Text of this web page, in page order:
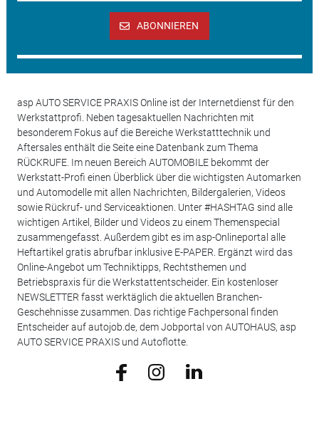
ABONNIEREN
asp AUTO SERVICE PRAXIS Online ist der Internetdienst für den
Werkstattprofi. Neben tagesaktuellen Nachrichten mit
besonderem Fokus auf die Bereiche Werkstatttechnik und
Aftersales enthält die Seite eine Datenbank zum Thema
RÜCKRUFE. Im neuen Bereich AUTOMOBILE bekommt der
Werkstatt-Profi einen Überblick über die wichtigsten Automarken
und Automodelle mit allen Nachrichten, Bildergalerien, Videos
sowie Rückruf- und Serviceaktionen. Unter #HASHTAG sind alle
wichtigen Artikel, Bilder und Videos zu einem Themenspecial
zusammengefasst. Außerdem gibt es im asp-Onlineportal alle
Heftartikel gratis abrufbar inklusive E-PAPER. Ergänzt wird das
Online-Angebot um Techniktipps, Rechtsthemen und
Betriebspraxis für die Werkstattentscheider. Ein kostenloser
NEWSLETTER fasst werktäglich die aktuellen Branchen-
Geschehnisse zusammen. Das richtige Fachpersonal finden
Entscheider auf autojob.de, dem Jobportal von AUTOHAUS, asp
AUTO SERVICE PRAXIS und Autoflotte.